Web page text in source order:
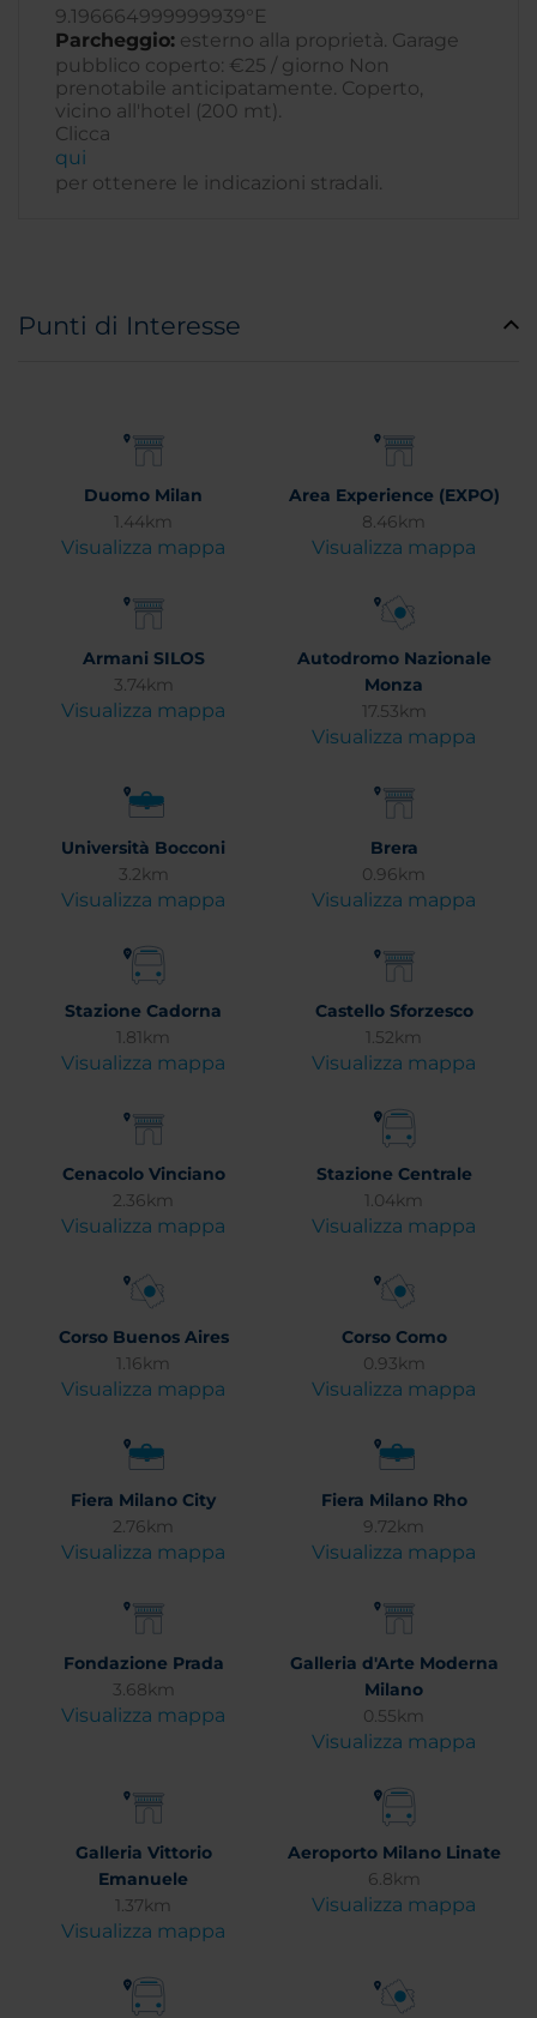
9.196664999999939°E
Parcheggio: esterno alla proprietà. Garage
pubblico coperto: €25 / giorno Non
prenotabile anticipatamente. Coperto,
vicino all'hotel (200 mt).
Clicca
qui
per ottenere le indicazioni stradali.
Punti di Interesse
Duomo Milan
1.44km
Visualizza mappa
Area Experience (EXPO)
8.46km
Visualizza mappa
Armani SILOS
3.74km
Visualizza mappa
Autodromo Nazionale
Monza
17.53km
Visualizza mappa
Università Bocconi
3.2km
Visualizza mappa
Brera
0.96km
Visualizza mappa
Stazione Cadorna
1.81km
Visualizza mappa
Castello Sforzesco
1.52km
Visualizza mappa
Cenacolo Vinciano
2.36km
Visualizza mappa
Stazione Centrale
1.04km
Visualizza mappa
Corso Buenos Aires
1.16km
Visualizza mappa
Corso Como
0.93km
Visualizza mappa
Fiera Milano City
2.76km
Visualizza mappa
Fiera Milano Rho
9.72km
Visualizza mappa
Fondazione Prada
3.68km
Visualizza mappa
Galleria d'Arte Moderna
Milano
0.55km
Visualizza mappa
Galleria Vittorio
Emanuele
1.37km
Visualizza mappa
Aeroporto Milano Linate
6.8km
Visualizza mappa